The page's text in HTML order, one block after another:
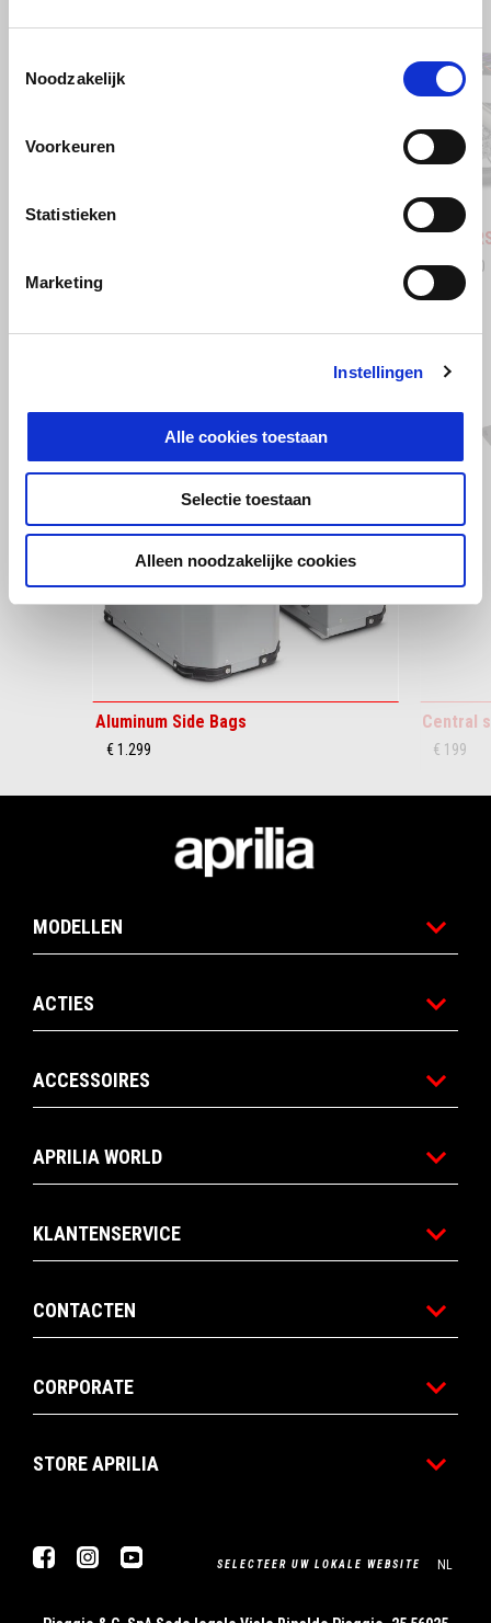
Noodzakelijk
Voorkeuren
Statistieken
Marketing
Instellingen
Alle cookies toestaan
Selectie toestaan
Alleen noodzakelijke cookies
Vorige
Aprilia
€ 29.650
Vorige
Aluminum Side Bags
€ 1.299
Central
€ 199
MODELLEN
ACTIES
ACCESSOIRES
APRILIA WORLD
KLANTENSERVICE
CONTACTEN
CORPORATE
STORE APRILIA
FacebookInstagram SELECTEER UW LOKALE WEBSITE NL